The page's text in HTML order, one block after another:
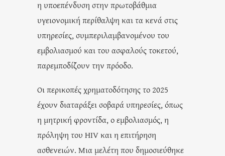
η υποεπένδυση στην πρωτοβάθμια
υγειονομική περίθαλψη και τα κενά στις
υπηρεσίες, συμπεριλαμβανομένου του
εμβολιασμού και του ασφαλούς τοκετού,
παρεμποδίζουν την πρόοδο.
Οι περικοπές χρηματοδότησης το 2025
έχουν διαταράξει σοβαρά υπηρεσίες, όπως
η μητρική φροντίδα, ο εμβολιασμός, η
πρόληψη του HIV και η επιτήρηση
ασθενειών. Μια μελέτη που δημοσιεύθηκε